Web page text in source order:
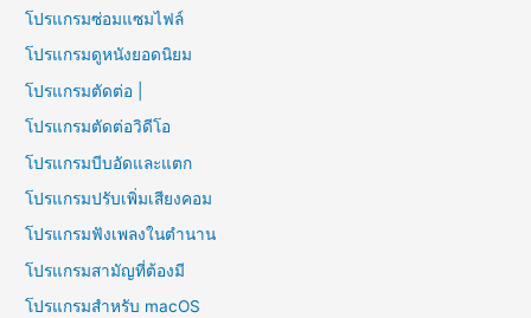
โปรแกรมซ่อมแซมไฟล์
โปรแกรมดูหนังยอดนิยม
โปรแกรมตัดต่อ |
โปรแกรมตัดต่อวิดีโอ
โปรแกรมบีบอัดและแตก
โปรแกรมปรับเพิ่มเสียงคอม
โปรแกรมฟังเพลงในตำนาน
โปรแกรมสามัญที่ต้องมี
โปรแกรมสำหรับ macOS